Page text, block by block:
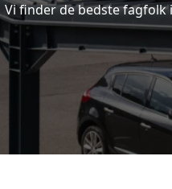
Vi finder de bedste